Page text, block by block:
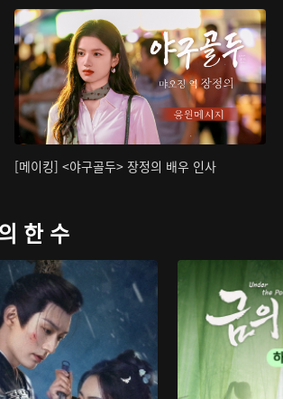
[메이킹] <야구골두> 장정의 배우 인사
한 수